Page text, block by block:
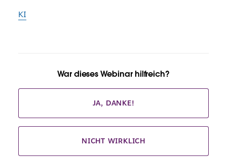
KI
War dieses Webinar hilfreich?
JA, DANKE!
NICHT WIRKLICH